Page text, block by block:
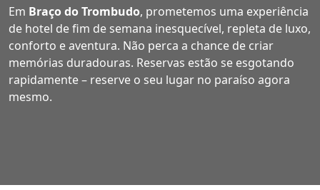
Em Braço do Trombudo, prometemos uma experiência
de hotel de fim de semana inesquecível, repleta de luxo,
conforto e aventura. Não perca a chance de criar
memórias duradouras. Reservas estão se esgotando
rapidamente – reserve o seu lugar no paraíso agora
mesmo.